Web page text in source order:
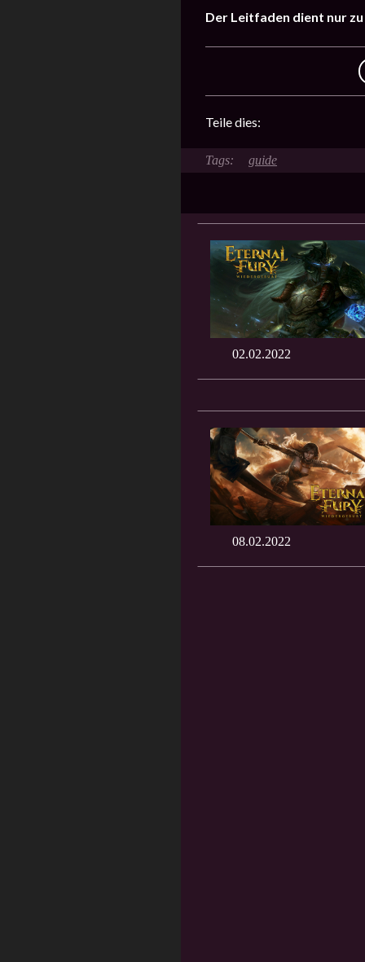
Der Leitfaden dient nur
Teile dies:
guide
02.02.2022
08.02.2022